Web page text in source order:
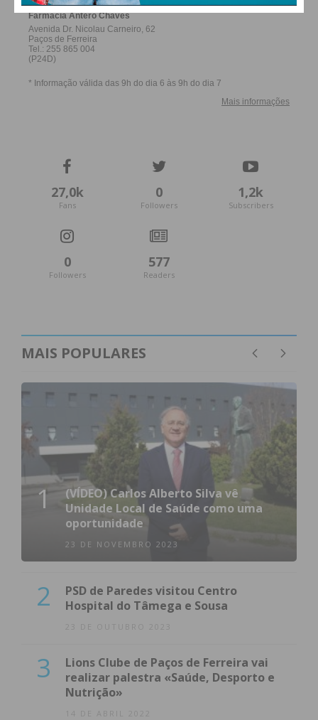
27,0k
Fans
0
Followers
1,2k
Subscribers
0
Followers
577
Readers
MAIS POPULARES
1
(VÍDEO) Carlos Alberto Silva vê
Unidade Local de Saúde como uma
oportunidade
23 DE NOVEMBRO 2023
2
PSD de Paredes visitou Centro
Hospital do Tâmega e Sousa
23 DE OUTUBRO 2023
3
Lions Clube de Paços de Ferreira vai
realizar palestra «Saúde, Desporto e
Nutrição»
14 DE ABRIL 2022